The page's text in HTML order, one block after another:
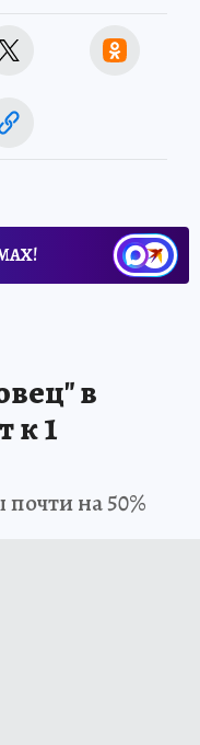
в
к 1
на 50%